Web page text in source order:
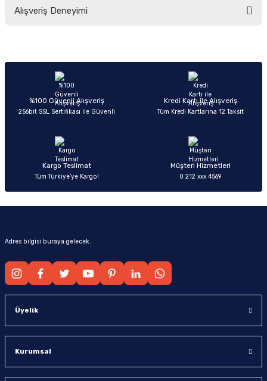
yetersiz gördüğünüz noktaları öneri formunu kullanarak tarafımıza
Ürün açıklamasında eksik bilgiler bulunuyor.
Ürün bilgilerinde hatalar bulunuyor.
Ürün fiyatı diğer sitelerden daha pahalı.
Alışveriş Deneyimi
Sitemize ilk yorumu siz yapın!
%100 Güvenli Alışveriş
256bit SSL Sertifikası ile Güvenli
Kredi Kartı ile Alışveriş
Tüm Kredi Kartlarına 12 Taksit
Kargo Teslimat
Tüm Türkiye’ye Kargo!
Müşteri Hizmetleri
0 212 xxx 4569
Adres bilgisi buraya gelecek.
Üyelik
Kurumsal